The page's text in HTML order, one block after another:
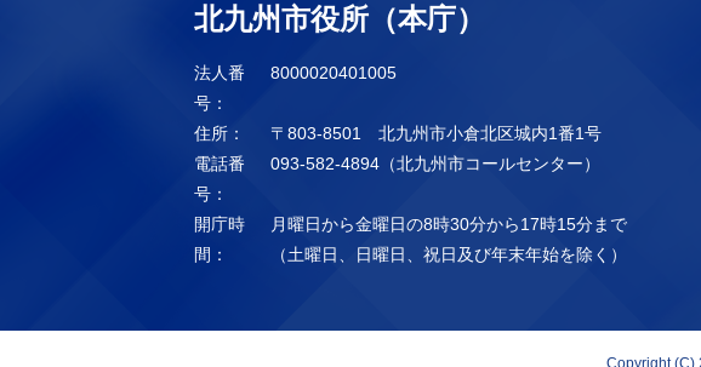
北九州市役所（本庁）
法人番
号：
8000020401005
住所：
〒803-8501 北九州市小倉北区城内1番1号
電話番
号：
093-582-4894（北九州市コールセンター）
開庁時
間：
月曜日から金曜日の8時30分から17時15分まで
（土曜日、日曜日、祝日及び年末年始を除く）
Copyright (C)